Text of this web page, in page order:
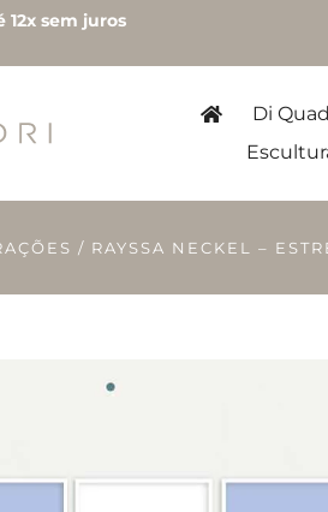
sem juros
Di
/ RAYSSA NECKEL –